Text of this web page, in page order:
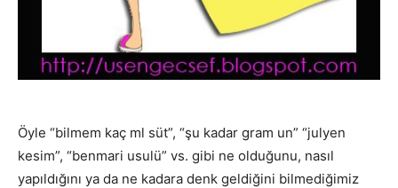
Öyle “bilmem kaç ml süt”, “şu kadar gram un” “julyen
kesim”, “benmari usulü” vs. gibi ne olduğunu, nasıl
yapıldığını ya da ne kadara denk geldiğini bilmediğimiz